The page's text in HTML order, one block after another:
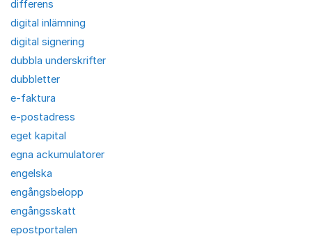
differens
digital inlämning
digital signering
dubbla underskrifter
dubbletter
e-faktura
e-postadress
eget kapital
egna ackumulatorer
engelska
engångsbelopp
engångsskatt
epostportalen